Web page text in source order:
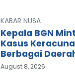
KABAR NUSA
Kepala BGN
Kasus
Berbagai
August 8, 2026